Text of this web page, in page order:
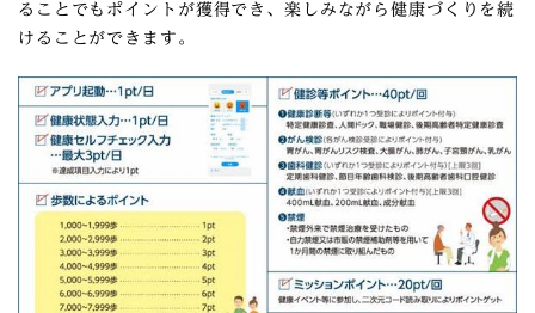
ることでもポイントが獲得でき、楽しみながら健康づくりを続
けることができます。